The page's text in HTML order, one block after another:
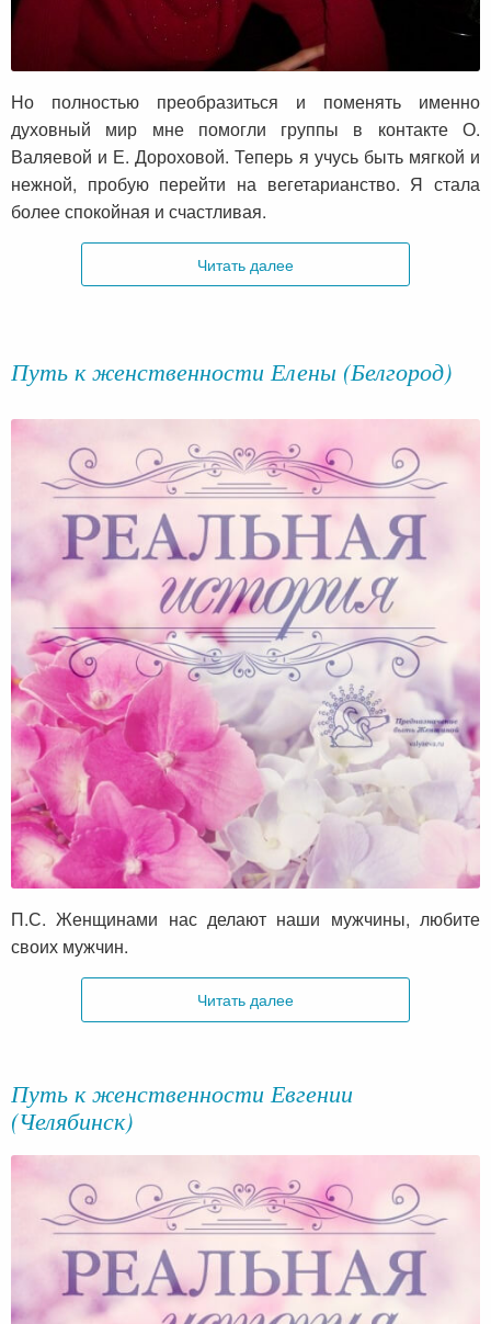
Но полностью преобразиться и поменять именно
духовный мир мне помогли группы в контакте О.
Валяевой и Е. Дороховой. Теперь я учусь быть мягкой и
нежной, пробую перейти на вегетарианство. Я стала
более спокойная и счастливая.
Читать далее
Путь к женственности Елены (Белгород)
П.С. Женщинами нас делают наши мужчины, любите
своих мужчин.
Читать далее
Путь к женственности Евгении
(Челябинск)